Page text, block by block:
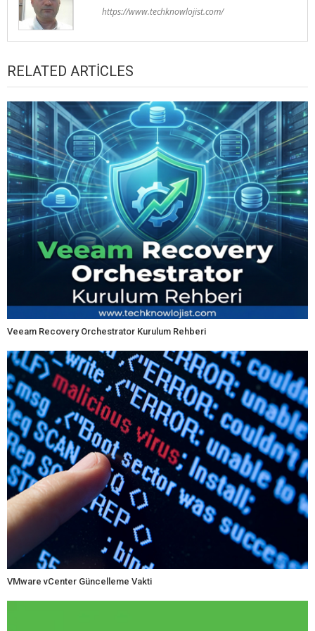
https://www.techknowlojist.com/
RELATED ARTICLES
Veeam Recovery Orchestrator Kurulum Rehberi
VMware vCenter Güncelleme Vakti